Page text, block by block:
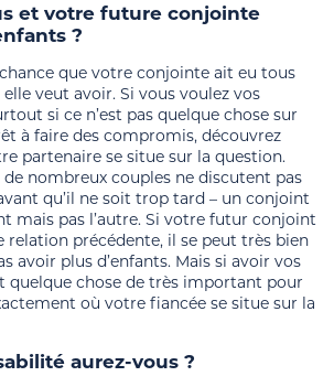
et votre future conjointe
?
que votre conjointe ait eu tous
elle veut avoir. Si vous voulez vos
si ce n’est pas quelque chose sur
à faire des compromis, découvrez
partenaire se situe sur la question.
nombreux couples ne discutent pas
qu’il ne soit trop tard – un conjoint
mais pas l’autre. Si votre futur conjoint
relation précédente, il se peut très bien
avoir plus d’enfants. Mais si avoir vos
quelque chose de très important pour
où votre fiancée se situe sur la
aurez-vous ?